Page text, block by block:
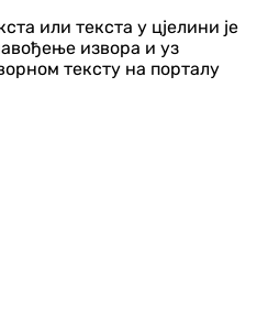
или текста у цјелини је
извора и уз
тексту на порталу